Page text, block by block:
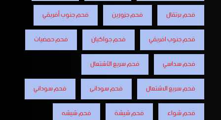
فحم برتقال
فحم جزورين
فحم جنوب أفريقي
فحم جنوب افريقي
فحم جواكيان
فحم حمضيات
فحم سداسي
فحم سريع الأشتعال
فحم سريع الاشتعال
فحم سودانى
فحم سوداني
فحم شواء
فحم شيشة
فحم شيشه